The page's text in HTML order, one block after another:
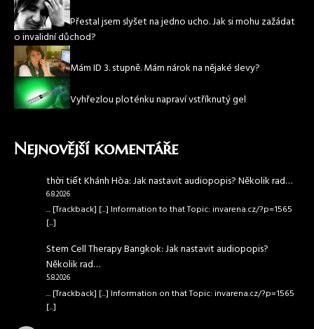
Přestal jsem slyšet na jedno ucho. Jak si mohu zažádat
o invalidní důchod?
Mám ID 3. stupně. Mám nárok na nějaké slevy?
Vyhřezlou ploténku napraví vstříknutý gel
Nejnovější komentáře
thời tiết Khánh Hòa:Jak nastavit audiopopis? Několik rad…
6.8.2026
... [Trackback] [...] Information to that Topic: invarena.cz/?p=1565
[...]
Stem Cell Therapy Bangkok:Jak nastavit audiopopis?
Několik rad…
5.8.2026
... [Trackback] [...] Information on that Topic: invarena.cz/?p=1565
[...]